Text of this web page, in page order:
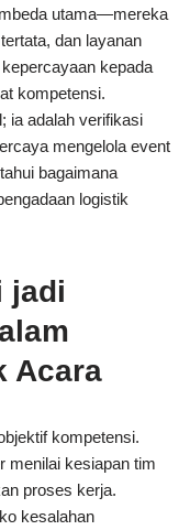
utama—mereka
dan layanan
kepada
kompetensi.
ia adalah verifikasi
mengelola event
bagaimana
logistik
jadi
Acara
kompetensi.
menilai kesiapan tim
proses kerja.
kesalahan